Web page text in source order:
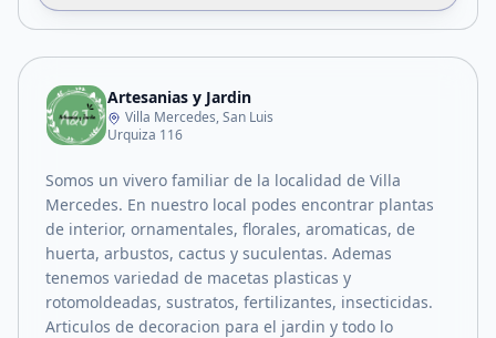
Artesanias y Jardin
Villa Mercedes, San Luis
Urquiza 116
Somos un vivero familiar de la localidad de Villa
Mercedes. En nuestro local podes encontrar plantas
de interior, ornamentales, florales, aromaticas, de
huerta, arbustos, cactus y suculentas. Ademas
tenemos variedad de macetas plasticas y
rotomoldeadas, sustratos, fertilizantes, insecticidas.
Articulos de decoracion para el jardin y todo lo